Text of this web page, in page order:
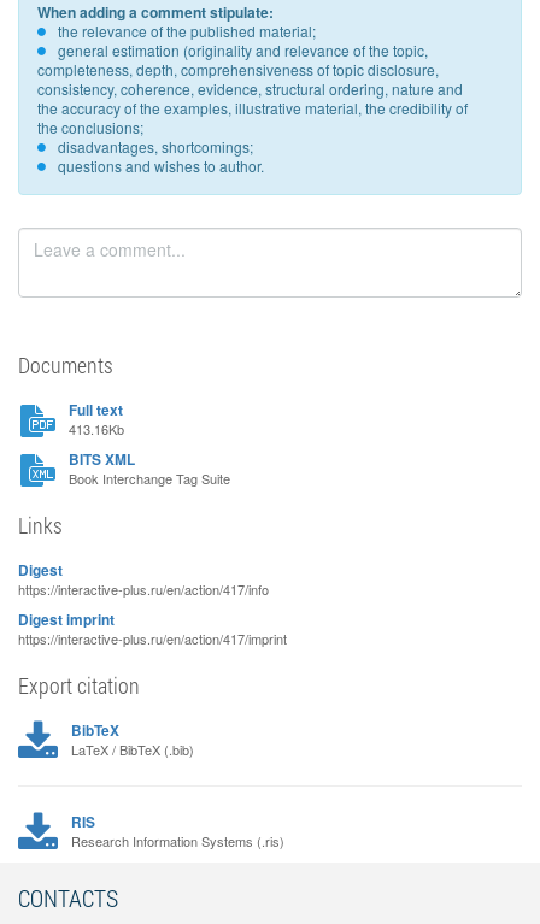
When adding a comment stipulate:
the relevance of the published material;
general estimation (originality and relevance of the topic,
completeness, depth, comprehensiveness of topic disclosure,
consistency, coherence, evidence, structural ordering, nature and
the accuracy of the examples, illustrative material, the credibility of
the conclusions;
disadvantages, shortcomings;
questions and wishes to author.
Documents
Full text
413.16Kb
BITS XML
Book Interchange Tag Suite
Links
Digest
https://interactive-plus.ru/en/action/417/info
Digest imprint
https://interactive-plus.ru/en/action/417/imprint
Export citation
BibTeX
LaTeX / BibTeX (.bib)
RIS
Research Information Systems (.ris)
CONTACTS